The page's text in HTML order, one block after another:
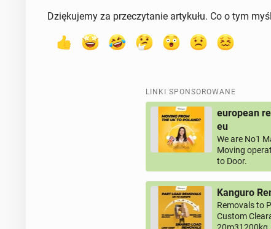
Dziękujemy za przeczytanie artykułu. Co o tym
LINKI SPONSOROWANE
european
eu
We are No1
Moving
to Door.
Kanguro
Removals to
Custom